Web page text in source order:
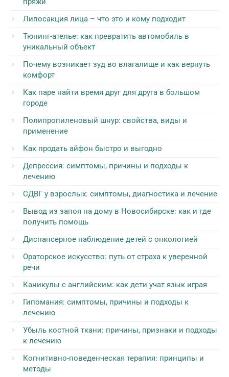
Липосакция лица – что это и кому подходит
Тюнинг-ателье: как превратить автомобиль в
уникальный объект
Почему возникает зуд во влагалище и как вернуть
комфорт
Как паре найти время друг для друга в большом
городе
Полипропиленовый шнур: свойства, виды и
применение
Как продать айфон быстро и выгодно
Депрессия: симптомы, причины и подходы к
лечению
СДВГ у взрослых: симптомы, диагностика и лечение
Вывод из запоя на дому в Новосибирске: как и где
получить помощь
Диспансерное наблюдение детей с онкологией
Ораторское искусство: путь от страха к уверенной
речи
Каникулы с английским: как дети учат язык играя
Гипомания: симптомы, причины и подходы к
лечению
Убыль костной ткани: причины, признаки и подходы
к лечению
Когнитивно-поведенческая терапия: принципы и
методы